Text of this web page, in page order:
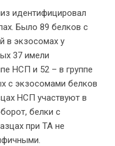
идентифицировал
Было 89 белков с
в экзосомах у
37 имели
НСП и 52 – в группе
с экзосомами белков
НСП участвуют в
белки с
при ТА не